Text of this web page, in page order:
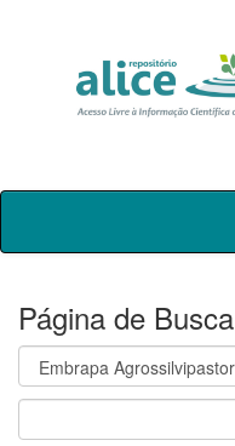
Skip
Página de Busca